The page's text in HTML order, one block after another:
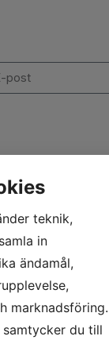
teknik,
in
ändamål,
marknadsföring.
du till